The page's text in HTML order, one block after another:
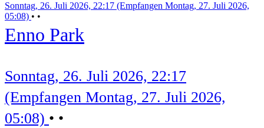
Sonntag, 26. Juli 2026, 22:17 (Empfangen Montag, 27. Juli 2026,
05:08) • •
Enno Park
Sonntag, 26. Juli 2026, 22:17
(Empfangen Montag, 27. Juli 2026,
05:08) • •